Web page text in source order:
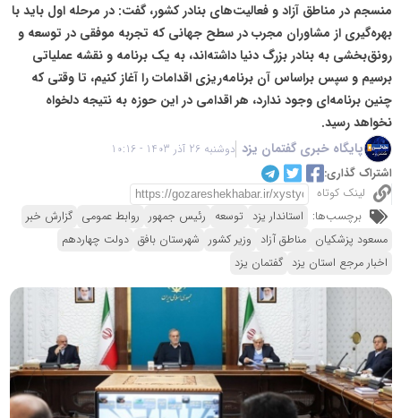
منسجم در مناطق آزاد و فعالیت‌های بنادر کشور، گفت: در مرحله اول باید با
بهره‌گیری از مشاوران مجرب در سطح جهانی که تجربه موفقی در توسعه و
رونق‌بخشی به بنادر بزرگ دنیا داشته‌اند، به یک برنامه و نقشه عملیاتی
برسیم و سپس براساس آن برنامه‌ریزی اقدامات را آغاز کنیم، تا وقتی که
چنین برنامه‌ای وجود ندارد، هر اقدامی در این حوزه به نتیجه دلخواه
نخواهد رسید.
پایگاه خبری گفتمان یزد دوشنبه 26 آذر 1403 - 10:16
اشتراک گذاری:
لینک کوتاه
برچسب‌ها: استاندار یزد توسعه رئیس جمهور روابط عمومی گزارش خبر
مسعود پزشکیان مناطق آزاد وزیر کشور شهرستان بافق دولت چهاردهم
اخبار مرجع استان یزد گفتمان یزد